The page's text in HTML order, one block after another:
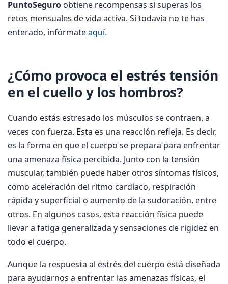
PuntoSeguro obtiene recompensas si superas los
retos mensuales de vida activa. Si todavía no te has
enterado, infórmateaquí.
¿Cómo provoca el estrés tensión
en el cuello y los hombros?
Cuando estás estresado los músculos se contraen, a
veces con fuerza. Esta es una reacción refleja. Es decir,
es la forma en que el cuerpo se prepara para enfrentar
una amenaza física percibida. Junto con la tensión
muscular, también puede haber otros síntomas físicos,
como aceleración del ritmo cardíaco, respiración
rápida y superficial o aumento de la sudoración, entre
otros. En algunos casos, esta reacción física puede
llevar a fatiga generalizada y sensaciones de rigidez en
todo el cuerpo.
Aunque la respuesta al estrés del cuerpo está diseñada
para ayudarnos a enfrentar las amenazas físicas, el